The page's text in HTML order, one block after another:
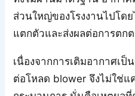
ส่วนใหญ่ของโรงงานไปโด
แตกตัวและส่งผลต่อการตก
เนื่องจากการเติมอากาศเป็
ต่อโหลด blower จึงไม่ใช่